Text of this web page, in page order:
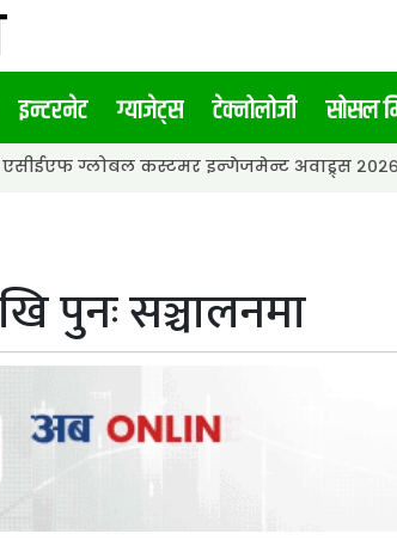
इन्टरनेट ग्याजेट्स टेक्नोलोजी सोसल
कस्टमर इन्गेजमेन्ट अवाड्र्स २०२६ मा ‘पीआर
पुनः सञ्चालनमा